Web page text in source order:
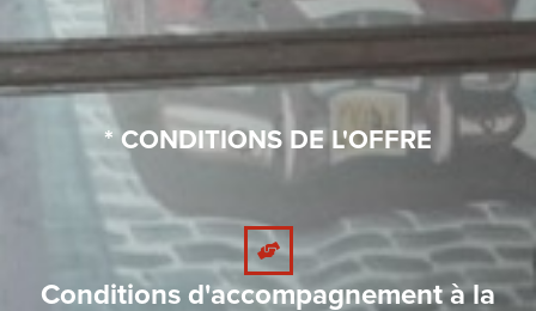
* CONDITIONS DE L'OFFRE
Conditions d'accompagnement à la